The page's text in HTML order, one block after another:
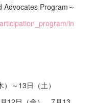
Advocates Program～
in
～13日（土）